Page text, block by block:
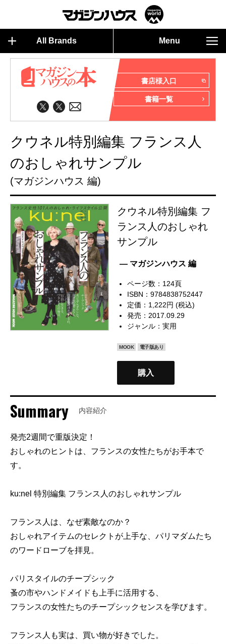
All Brands Menu
書店様入口
書籍一覧
クウネル特別編集 フランス人
のおしゃれサンプル
(マガジンハウス 編)
クウネル特別編集 フ
ランス人のおしゃれ
サンプル
— マガジンハウス 編
ページ数：124頁
ISBN：9784838752447
定価：1,222円 (税込)
発売：2017.09.29
ジャンル：実用
MOOK 電子版あり
購入
Summary 内容紹介
発売2週間で重版決定！
おしゃれのヒントは、フランスの女性たちがお手本で
す。
ku:nel 特別編集 フランス人のおしゃれサンプル
フランス人は、なぜ素敵なのか？
おしゃれアイテムのセレクトが上手な、パリマダムたち
のワードローブを拝見。
パリスタイルのチープシック
蚤の市やハンドメイドも上手に活用する、
フランスの女性たちのチープシックセンスを学びます。
フランス人も実は、買い物が好きでした。